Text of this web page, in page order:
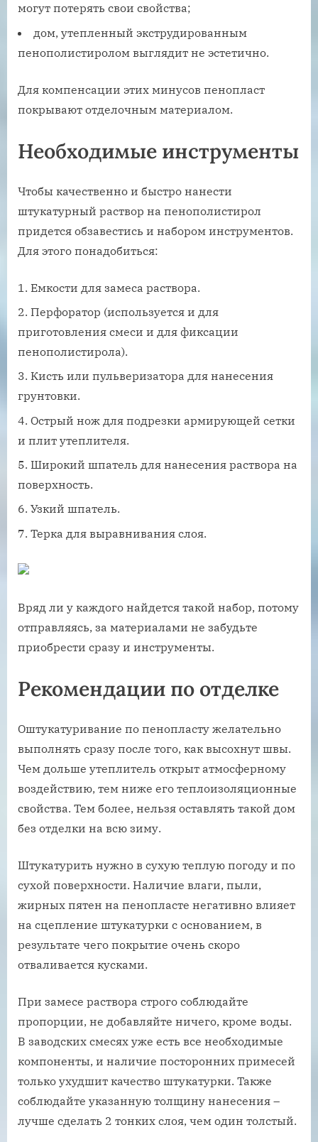
могут потерять свои свойства;
дом, утепленный экструдированным
пенополистиролом выглядит не эстетично.
Для компенсации этих минусов пенопласт
покрывают отделочным материалом.
Необходимые инструменты
Чтобы качественно и быстро нанести
штукатурный раствор на пенополистирол
придется обзавестись и набором инструментов.
Для этого понадобиться:
Емкости для замеса раствора.
Перфоратор (используется и для
приготовления смеси и для фиксации
пенополистирола).
Кисть или пульверизатора для нанесения
грунтовки.
Острый нож для подрезки армирующей сетки
и плит утеплителя.
Широкий шпатель для нанесения раствора на
поверхность.
Узкий шпатель.
Терка для выравнивания слоя.
Вряд ли у каждого найдется такой набор, потому
отправляясь, за материалами не забудьте
приобрести сразу и инструменты.
Рекомендации по отделке
Оштукатуривание по пенопласту желательно
выполнять сразу после того, как высохнут швы.
Чем дольше утеплитель открыт атмосферному
воздействию, тем ниже его теплоизоляционные
свойства. Тем более, нельзя оставлять такой дом
без отделки на всю зиму.
Штукатурить нужно в сухую теплую погоду и по
сухой поверхности. Наличие влаги, пыли,
жирных пятен на пенопласте негативно влияет
на сцепление штукатурки с основанием, в
результате чего покрытие очень скоро
отваливается кусками.
При замесе раствора строго соблюдайте
пропорции, не добавляйте ничего, кроме воды.
В заводских смесях уже есть все необходимые
компоненты, и наличие посторонних примесей
только ухудшит качество штукатурки. Также
соблюдайте указанную толщину нанесения –
лучше сделать 2 тонких слоя, чем один толстый.